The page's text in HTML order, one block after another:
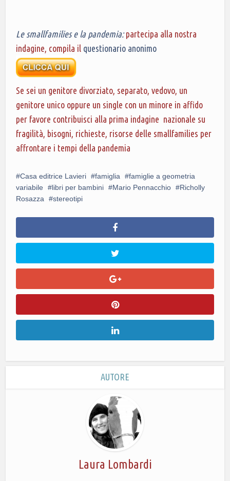
Le smallfamilies e la pandemia:partecipa alla nostra
indagine, compila il questionario anonimo
Se sei un genitore divorziato, separato, vedovo, un
genitore unico oppure un single con un minore in affido
per favore contribuisci alla prima indagine nazionale su
fragilità, bisogni, richieste, risorse delle smallfamilies per
affrontare i tempi della pandemia
Casa editrice Lavieri famiglia
famiglie a geometria
variabile
libri per bambini Mario Pennacchio
Richolly
Rosazza
stereotipi
AUTORE
Laura Lombardi